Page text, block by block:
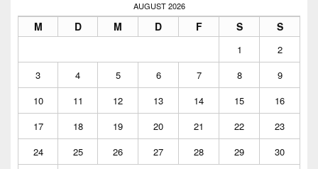
AUGUST 2026
M D M D F S S
1
2
3
4 5 6 7 8
9
10
11 12 13 14 15
16
17
18 19 20 21 22
23
24
25 26 27 28 29
30